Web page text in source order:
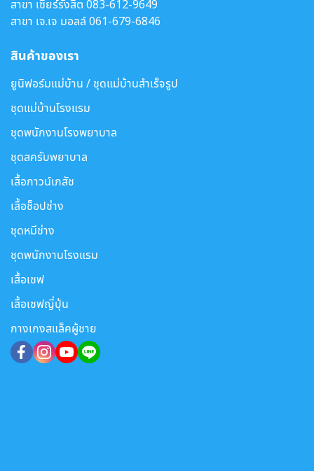
สาขา เซียร์รังสิต 083-612-9649
สาขา เจ.เจ มอลล์061-679-6846
สินค้าของเรา
ยูนิฟอร์มแม่บ้าน / ชุดแม่บ้านสำเร็จรูป
ชุดแม่บ้านโรงแรม
ชุดพนักงานโรงพยาบาล
ชุดสครับพยาบาล
เสื้อกาวน์เภสัช
เสื้อช็อปช่าง
ชุดหมีช่าง
ชุดพนักงานโรงแรม
เสื้อเชฟ
เสื้อเชฟญี่ปุ่น
กางเกงสแล็คผู้ชาย